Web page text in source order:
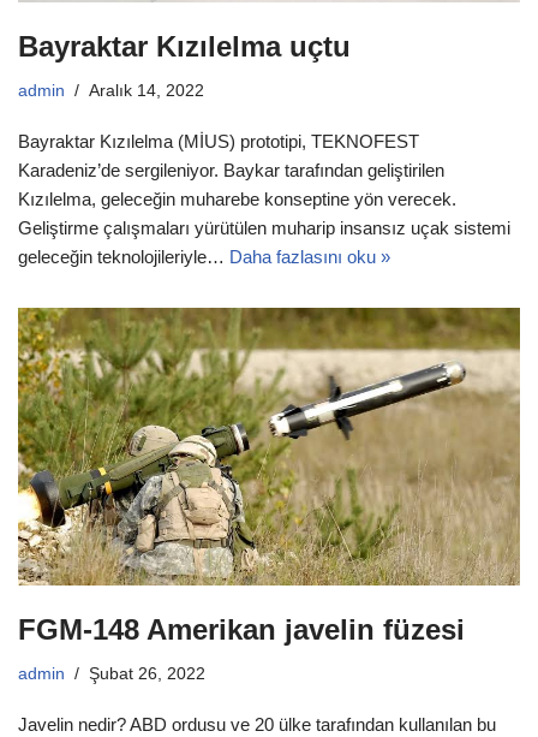
Bayraktar Kızılelma uçtu
admin Aralık 14, 2022
Bayraktar Kızılelma (MİUS) prototipi, TEKNOFEST
Karadeniz’de sergileniyor. Baykar tarafından geliştirilen
Kızılelma, geleceğin muharebe konseptine yön verecek.
Geliştirme çalışmaları yürütülen muharip insansız uçak sistemi
geleceğin teknolojileriyle… Daha fazlasını oku »
FGM-148 Amerikan javelin füzesi
admin Şubat 26, 2022
Javelin nedir? ABD ordusu ve 20 ülke tarafından kullanılan bu